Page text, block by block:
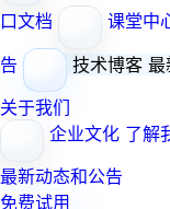
口文档
课堂中
告
技术博客 最
关于我们
企业文化 了解
最新动态和公告
免费试用